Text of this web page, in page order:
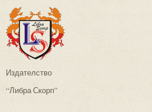
Издателство
“Либра Скорп”